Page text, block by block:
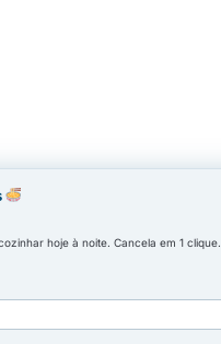
hoje à noite. Cancela em 1 clique.